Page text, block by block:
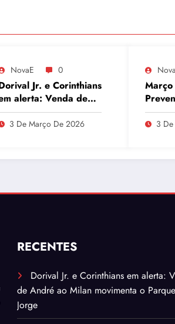
NovaE 0
Jr. e Corinthians
alerta: Venda de
ao Milan
o Parque
3 De Março De 2026
ao
com
3
RECENTES
Dorival Jr. e Corinthians em alerta:
de André ao Milan movimenta o
Jorge